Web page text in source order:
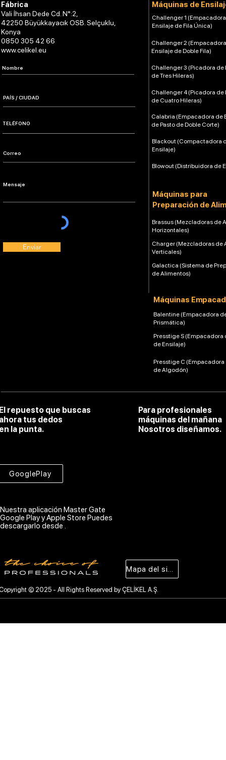
Fábrica
Vali İhsan Dede Cd. N°:2,
42250 Büyükkayacık OSB. Selçuklu,
Konya
0850 305 42 66
www.celikel.eu
Enviar
Máquinas de
Challenger 1
Ensilaje de Fila Única)
Challenger 2
Ensilaje de Doble Fila)
Calabria (Empacadora de
de Pasto de Doble Corte)
Blackout (Compactadora
Ensilaje)
Blowout (Distribuidora de
Máquinas para
Preparación de
Challenger 4 (Picadora de
de Cuatro Hileras)
Challenger 3 (Picadora de
de Tres Hileras)
Brassus (Mezcladoras de
Horizontales)
Charger (Mezcladoras de
Verticales)
Galactica (Sistema de
de Alimentos)
Máquinas
Balentine (Empacadora
Prismática)
Presstige S (Empacadora
de Ensilaje)
Presstige C (Empacadora
de Algodón)
repuesto que buscas
tus dedos
la punta.
Para profesionales
máquinas del mañana
Nosotros diseñamos.
GooglePlay
Nuestra aplicación Master Gate
Google Play y Apple Store Puedes
descargarlo desde .
© 2025 - All Rights Reserved by ÇELİKEL A.Ş.